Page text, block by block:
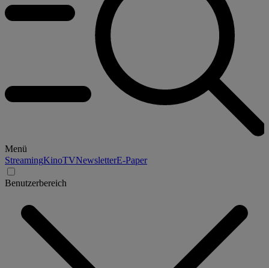
Menü
StreamingKinoTVNewsletterE-Paper
Benutzerbereich